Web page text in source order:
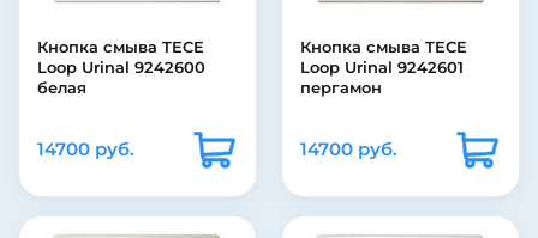
Кнопка смыва TECE
Loop Urinal 9242600
белая
14700 руб.
Кнопка смыва TECE
Loop Urinal 9242601
пергамон
14700 руб.